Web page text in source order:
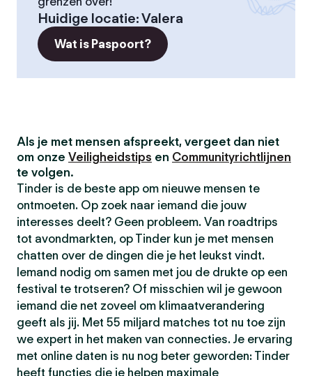
Huidige locatie:Valera
Wat is Paspoort?
Als je met mensen afspreekt, vergeet dan niet
om onze Veiligheidstips en Communityrichtlijnen
te volgen.
Tinder is de beste app om nieuwe mensen te
ontmoeten. Op zoek naar iemand die jouw
interesses deelt? Geen probleem. Van roadtrips
tot avondmarkten, op Tinder kun je met mensen
chatten over de dingen die je het leukst vindt.
Iemand nodig om samen met jou de drukte op een
festival te trotseren? Of misschien wil je gewoon
iemand die net zoveel om klimaatverandering
geeft als jij. Met 55 miljard matches tot nu toe zijn
we expert in het maken van connecties. Je ervaring
met online daten is nu nog beter geworden: Tinder
heeft functies die je helpen maximale